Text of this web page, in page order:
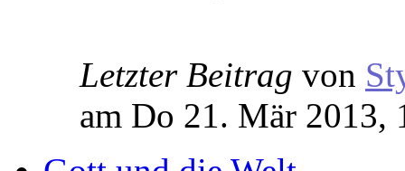
Letzter Beitrag von
am Do 21. Mär 2013,